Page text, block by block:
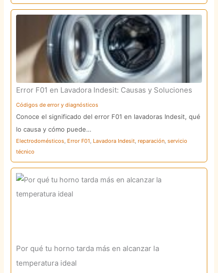
Error F01 en Lavadora Indesit: Causas y Soluciones
Códigos de error y diagnósticos
Conoce el significado del error F01 en lavadoras Indesit, qué
lo causa y cómo puede…
Electrodomésticos, Error F01, Lavadora Indesit,reparación,servicio
técnico
Por qué tu horno tarda más en alcanzar la
temperatura ideal